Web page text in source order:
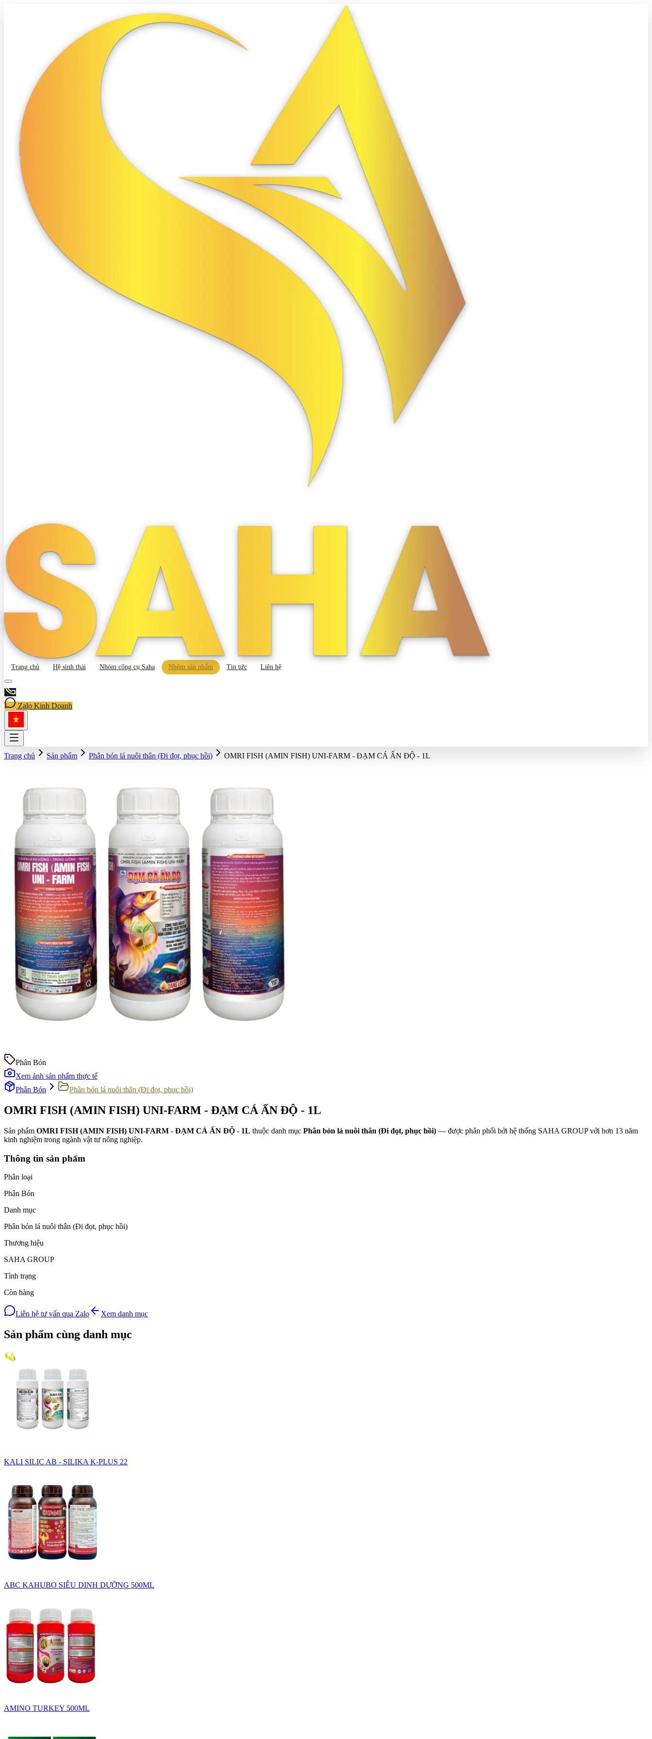
Trang chủ Hệ sinh thái Nhóm công cụ Saha Nhóm sản phẩm Tin tức Liên hệ
Zalo Kinh Doanh
Trang chủ Sản phẩm Phân bón lá nuôi thân (Đi đọt, phục hồi) OMRI FISH (AMIN FISH) UNI-FARM - ĐẠM CÁ ẤN ĐỘ - 1L
Phân Bón
Xem ảnh sản phẩm thực tế
Phân Bón
Phân bón lá nuôi thân (Đi đọt, phục hồi)
OMRI FISH (AMIN FISH) UNI-FARM - ĐẠM CÁ ẤN ĐỘ - 1L
Sản phẩm OMRI FISH (AMIN FISH) UNI-FARM - ĐẠM CÁ ẤN ĐỘ - 1L thuộc danh mục Phân bón lá nuôi thân (Đi đọt, phục hồi) — được phân phối bởi hệ thống SAHA GROUP với hơn 13 năm
kinh nghiệm trong ngành vật tư nông nghiệp.
Thông tin sản phẩm
Phân loại
Phân Bón
Danh mục
Phân bón lá nuôi thân (Đi đọt, phục hồi)
Thương hiệu
SAHA GROUP
Tình trạng
Còn hàng
Liên hệ tư vấn qua Zalo Xem danh mục
Sản phẩm cùng danh mục
KALI SILIC AB - SILIKA K-PLUS 22
ABC KAHUBO SIÊU DINH DƯỠNG 500ML
AMINO TURKEY 500ML